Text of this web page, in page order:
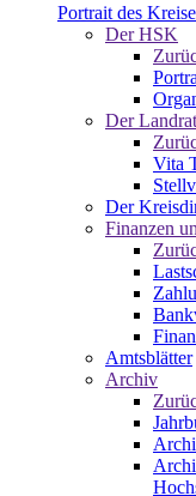
Portrait des
Der HSK
Der Landrat
Vita
Der
Finanzen
Amtsblätter
Archiv